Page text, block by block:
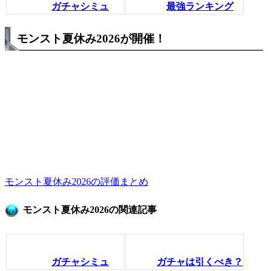
ガチャシミュ 最強ランキング
モンスト夏休み2026が開催！
モンスト夏休み2026の評価まとめ
モンスト夏休み2026の関連記事
ガチャシミュ ガチャは引くべき？